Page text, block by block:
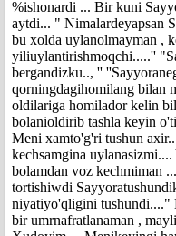
%ishonardi ... Bir kuni
aytdi... " Nimalardeyapsan
bu xolda uylanolmayman ,
yiliuylantirishmoqchi.....''
bergandizku.., ''
qorningdagihomilang bilan
oldilariga homilador kelin
bolanioldirib tashla keyin
Meni xamto'g'ri tushun
kechsamgina
bolamdan voz kechmiman
tortishiwdi
niyatiyo'qligini tushundi...."
bir umrnafratlanaman ,